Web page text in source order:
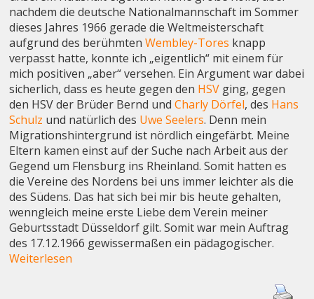
nachdem die deutsche Nationalmannschaft im Sommer
dieses Jahres 1966 gerade die Weltmeisterschaft
aufgrund des berühmtenWembley-Tores knapp
verpasst hatte, konnte ich „eigentlich“ mit einem für
mich positiven „aber“ versehen. Ein Argument war dabei
sicherlich, dass es heute gegen den HSV ging, gegen
den HSV der Brüder Bernd undCharly Dörfel, des Hans
Schulz und natürlich des Uwe Seelers. Denn mein
Migrationshintergrund ist nördlich eingefärbt. Meine
Eltern kamen einst auf der Suche nach Arbeit aus der
Gegend um Flensburg ins Rheinland. Somit hatten es
die Vereine des Nordens bei uns immer leichter als die
des Südens. Das hat sich bei mir bis heute gehalten,
wenngleich meine erste Liebe dem Verein meiner
Geburtsstadt Düsseldorf gilt. Somit war mein Auftrag
des 17.12.1966 gewissermaßen ein pädagogischer.
Weiterlesen